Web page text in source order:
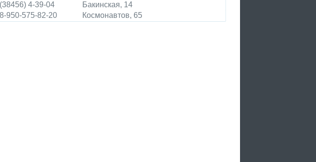
(38456) 4-39-04
Бакинская, 14
8-950-575-82-20 Космонавтов, 65